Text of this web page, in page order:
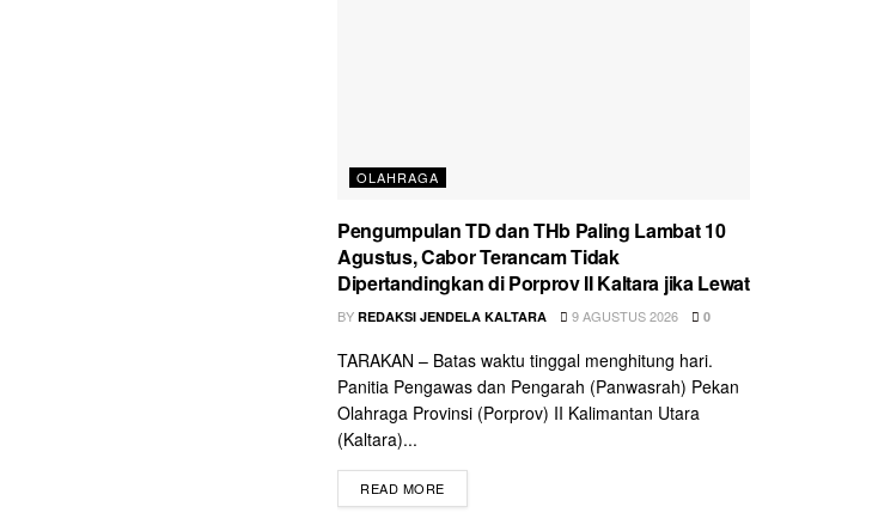
OLAHRAGA
Pengumpulan TD dan THb Paling Lambat 10
Agustus, Cabor Terancam Tidak
Dipertandingkan di Porprov II Kaltara jika Lewat
BY REDAKSI JENDELA KALTARA 9 AGUSTUS 2026 0
TARAKAN – Batas waktu tinggal menghitung hari.
Panitia Pengawas dan Pengarah (Panwasrah) Pekan
Olahraga Provinsi (Porprov) II Kalimantan Utara
(Kaltara)...
READ MORE